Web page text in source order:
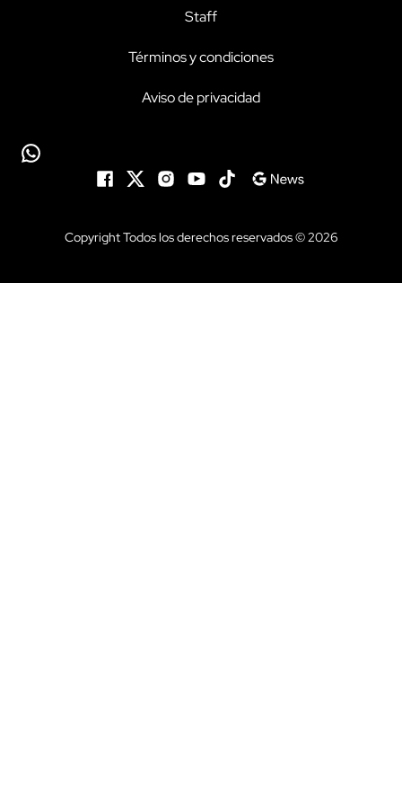
Staff
Términos y condiciones
Aviso de privacidad
Copyright Todos los derechos reservados © 2026